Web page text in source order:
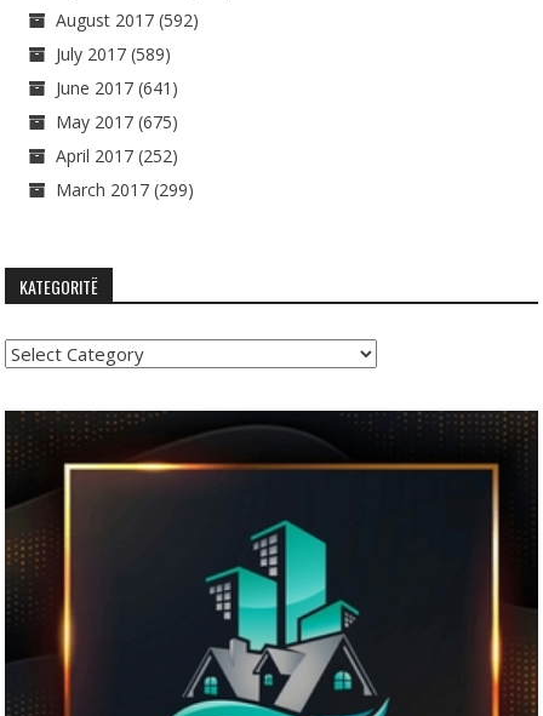
August 2017 (592)
July 2017 (589)
June 2017 (641)
May 2017 (675)
April 2017 (252)
March 2017 (299)
KATEGORITË
Kategoritë